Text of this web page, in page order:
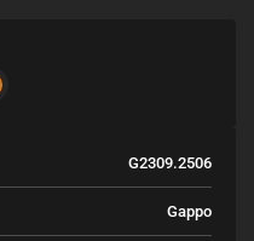
G2309.2506
Gappo